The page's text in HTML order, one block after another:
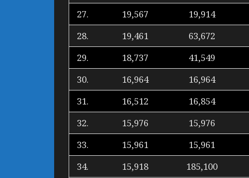
27.
19,567 19,914
28.
19,461 63,672
29.
18,737 41,549
30.
16,964 16,964
31.
16,512 16,854
32.
15,976 15,976
33.
15,961 15,961
34.
15,918 185,100